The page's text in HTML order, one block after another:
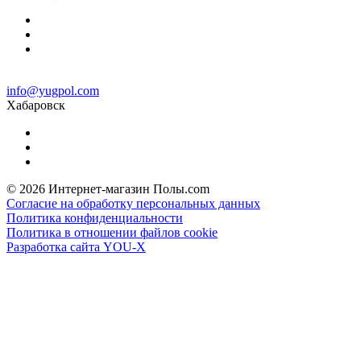
info@yugpol.com
Хабаровск
© 2026 Интернет-магазин Полы.com
Согласие на обработку персональных данных
Политика конфиденциальности
Политика в отношении файлов cookie
Разработка сайта YOU-X